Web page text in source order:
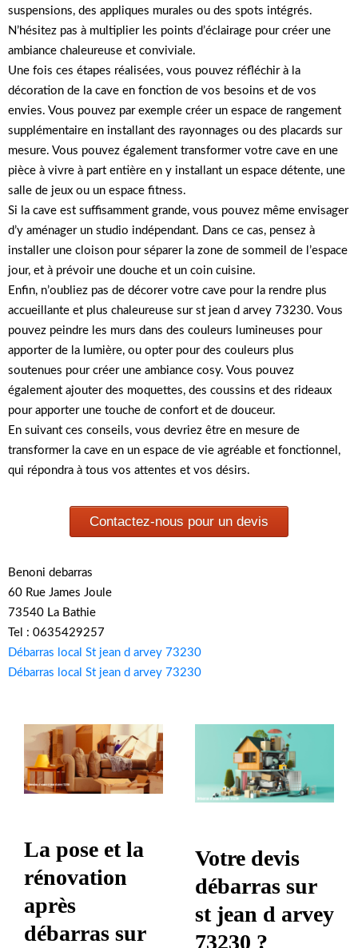
suspensions, des appliques murales ou des spots intégrés.
N’hésitez pas à multiplier les points d’éclairage pour créer une
ambiance chaleureuse et conviviale.
Une fois ces étapes réalisées, vous pouvez réfléchir à la
décoration de la cave en fonction de vos besoins et de vos
envies. Vous pouvez par exemple créer un espace de rangement
supplémentaire en installant des rayonnages ou des placards sur
mesure. Vous pouvez également transformer votre cave en une
pièce à vivre à part entière en y installant un espace détente, une
salle de jeux ou un espace fitness.
Si la cave est suffisamment grande, vous pouvez même envisager
d’y aménager un studio indépendant. Dans ce cas, pensez à
installer une cloison pour séparer la zone de sommeil de l’espace
jour, et à prévoir une douche et un coin cuisine.
Enfin, n’oubliez pas de décorer votre cave pour la rendre plus
accueillante et plus chaleureuse sur st jean d arvey 73230. Vous
pouvez peindre les murs dans des couleurs lumineuses pour
apporter de la lumière, ou opter pour des couleurs plus
soutenues pour créer une ambiance cosy. Vous pouvez
également ajouter des moquettes, des coussins et des rideaux
pour apporter une touche de confort et de douceur.
En suivant ces conseils, vous devriez être en mesure de
transformer la cave en un espace de vie agréable et fonctionnel,
qui répondra à tous vos attentes et vos désirs.
Contactez-nous pour un devis
Benoni debarras
60 Rue James Joule
73540 La Bathie
Tel : 0635429257
Débarras local St jean d arvey 73230
Débarras local St jean d arvey 73230
La pose et la
rénovation
après
débarras sur
Votre devis
débarras sur
st jean d arvey
73230 ?